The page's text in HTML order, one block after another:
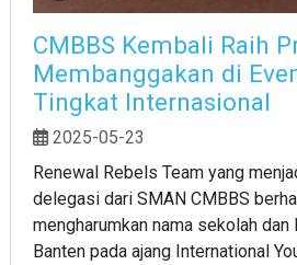
CMBBS Kembali Raih
Membanggakan di
Tingkat Internasional
2025-05-23
Renewal Rebels Team yang
delegasi dari SMAN CMBBS
mengharumkan nama sekolah
Banten pada ajang International